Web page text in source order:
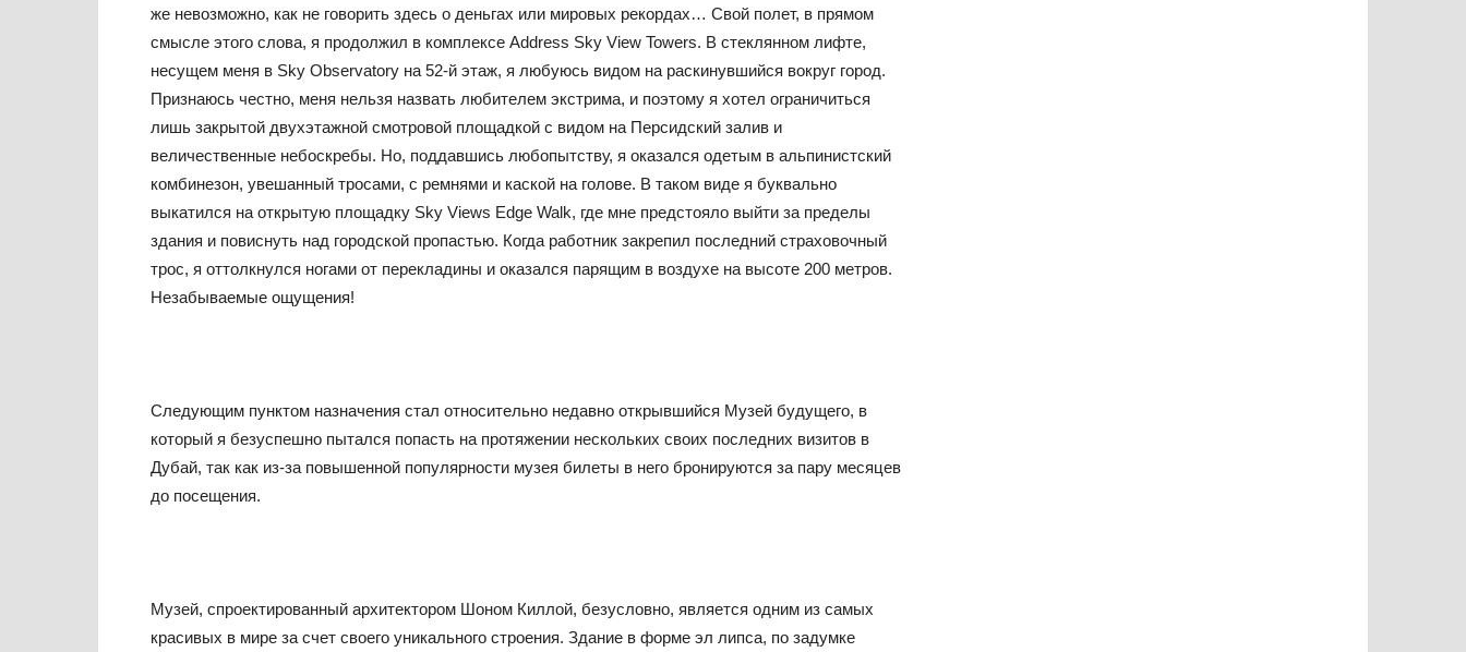
же невозможно, как не говорить здесь о деньгах или мировых рекордах… Свой полет, в прямом
смысле этого слова, я продолжил в комплексе Address Sky View Towers. В стеклянном лифте,
несущем меня в Sky Observatory на 52-й этаж, я любуюсь видом на раскинувшийся вокруг город.
Признаюсь честно, меня нельзя назвать любителем экстрима, и поэтому я хотел ограничиться
лишь закрытой двухэтажной смотровой площадкой с видом на Персидский залив и
величественные небоскребы. Но, поддавшись любопытству, я оказался одетым в альпинистский
комбинезон, увешанный тросами, с ремнями и каской на голове. В таком виде я буквально
выкатился на открытую площадку Sky Views Edge Walk, где мне предстояло выйти за пределы
здания и повиснуть над городской пропастью. Когда работник закрепил последний страховочный
трос, я оттолкнулся ногами от перекладины и оказался парящим в воздухе на высоте 200 метров.
Незабываемые ощущения!
Следующим пунктом назначения стал относительно недавно открывшийся Музей будущего, в
который я безуспешно пытался попасть на протяжении нескольких своих последних визитов в
Дубай, так как из-за повышенной популярности музея билеты в него бронируются за пару месяцев
до посещения.
Музей, спроектированный архитектором Шоном Киллой, безусловно, является одним из самых
красивых в мире за счет своего уникального строения. Здание в форме эл липса, по задумке